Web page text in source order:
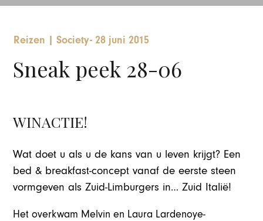
Reizen Society-28 juni 2015
Sneak peek 28-06
WINACTIE!
Wat doet u als u de kans van u leven krijgt? Een
bed & breakfast-concept vanaf de eerste steen
vormgeven als Zuid-Limburgers in… Zuid Italië!
Het overkwam Melvin en Laura Lardenoye-